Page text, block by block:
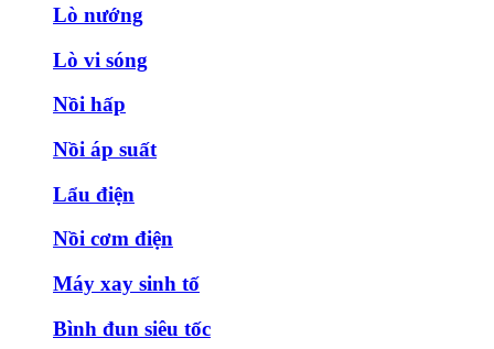
Lò nướng
Lò vi sóng
Nồi hấp
Nồi áp suất
Lẩu điện
Nồi cơm điện
Máy xay sinh tố
Bình đun siêu tốc